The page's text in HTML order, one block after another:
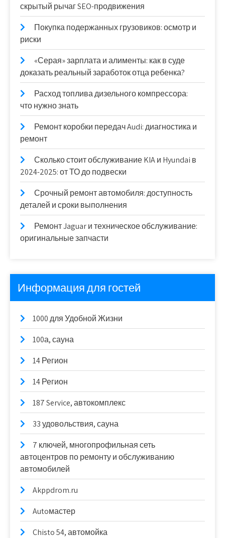
скрытый рычаг SEO-продвижения
Покупка подержанных грузовиков: осмотр и
риски
«Серая» зарплата и алименты: как в суде
доказать реальный заработок отца ребенка?
Расход топлива дизельного компрессора:
что нужно знать
Ремонт коробки передач Audi: диагностика и
ремонт
Сколько стоит обслуживание KIA и Hyundai в
2024-2025: от ТО до подвески
Срочный ремонт автомобиля: доступность
деталей и сроки выполнения
Ремонт Jaguar и техническое обслуживание:
оригинальные запчасти
Информация для гостей
1000 для Удобной Жизни
100а, сауна
14 Регион
14 Регион
187 Service, автокомплекс
33 удовольствия, сауна
7 ключей, многопрофильная сеть
автоцентров по ремонту и обслуживанию
автомобилей
Akppdrom.ru
Autoмастер
Chisto 54, автомойка